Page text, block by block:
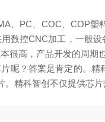
、PC、COC、COP塑
数控CNC加工，一般
很高，产品开发的周期
呢？答案是肯定的。
。精科智创不仅提供芯